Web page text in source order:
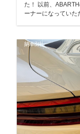
た！ 以前、ABARTHのオーナー様でしたが、この度、再び、オ
ーナーになってい
納車御礼